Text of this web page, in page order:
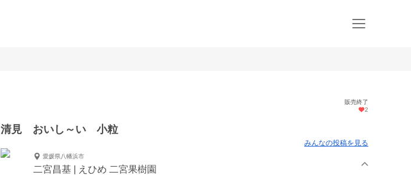
販売終了
2
清見 おいし～い 小粒
みんなの投稿を見る
愛媛県八幡浜市
二宮昌基 | えひめ 二宮果樹園